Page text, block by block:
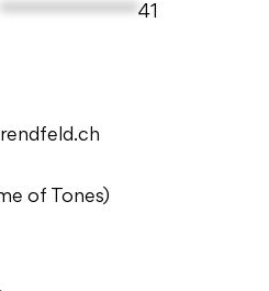
**************41
of Tones)